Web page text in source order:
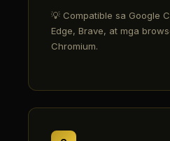
💡 Compatible sa Google
Edge, Brave, at mga
Chromium.